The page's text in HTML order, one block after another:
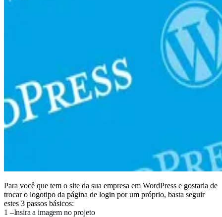
Para você que tem o site da sua empresa em WordPress e gostaria de
trocar o logotipo da página de login por um próprio, basta seguir
estes 3 passos básicos:
1 –Insira a imagem no projeto